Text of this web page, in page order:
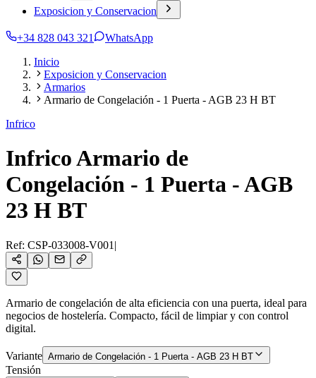
Exposicion y Conservacion
+34 828 043 321
WhatsApp
Inicio
Exposicion y Conservacion
Armarios
Armario de Congelación - 1 Puerta - AGB 23 H BT
Infrico
Infrico Armario de
Congelación - 1 Puerta - AGB
23 H BT
Ref: CSP-033008-V001 |
Armario de congelación de alta eficiencia con una puerta, ideal para
negocios de hostelería. Compacto, fácil de limpiar y con control
digital.
Variante Armario de Congelación - 1 Puerta - AGB 23 H BT
Tensión